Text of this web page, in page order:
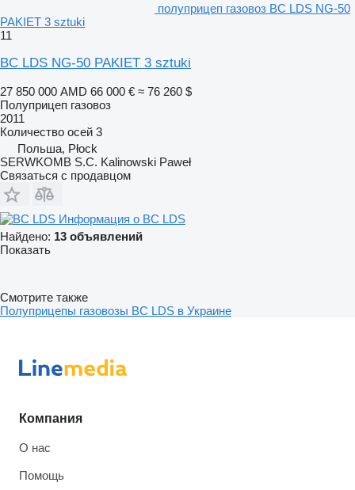
полуприцеп газовоз BC LDS NG-50
PAKIET 3 sztuki
11
BC LDS NG-50 PAKIET 3 sztuki
27 850 000 AMD 66 000 € ≈ 76 260 $
Полуприцеп газовоз
2011
Количество осей 3
Польша, Płock
SERWKOMB S.C. Kalinowski Paweł
Связаться с продавцом
Информация о BC LDS
Найдено: 13 объявлений
Показать
Смотрите также
Полуприцепы газовозы BC LDS в Украине
Компания
О нас
Помощь